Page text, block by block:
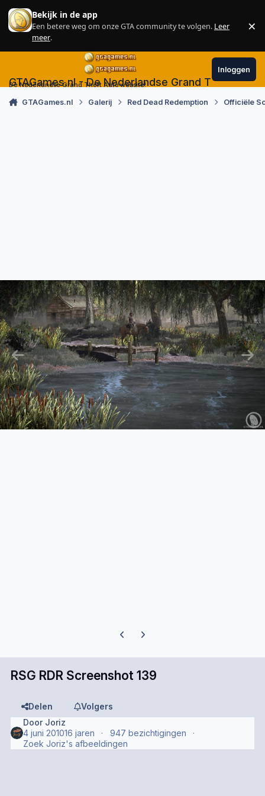
Skip to content
Bekijk in de app
Een betere weg om onze GTA community te volgen. Leer
meer.
×
GTAGames.nl - De Nederlandse Grand Theft Auto
De Nederlandse Grand Theft Auto website!
Inloggen
GTAGames.nl Galerij Red Dead Redemption Officiële
Previous carousel slide
Next carousel slide
RSG RDR Screenshot 139
Delen
Volgers
Door Joriz
4 juni 201016 jaren
947 bezichtigingen
Zoek Joriz's afbeeldingen